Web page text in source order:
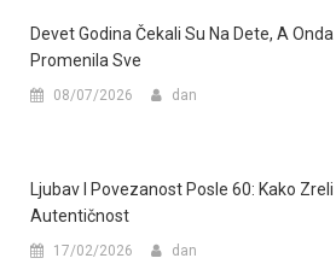
Devet Godina Čekali Su Na Dete, A
Promenila Sve
08/07/2026 dan
Ljubav I Povezanost Posle 60: Kako
Autentičnost
17/02/2026 dan